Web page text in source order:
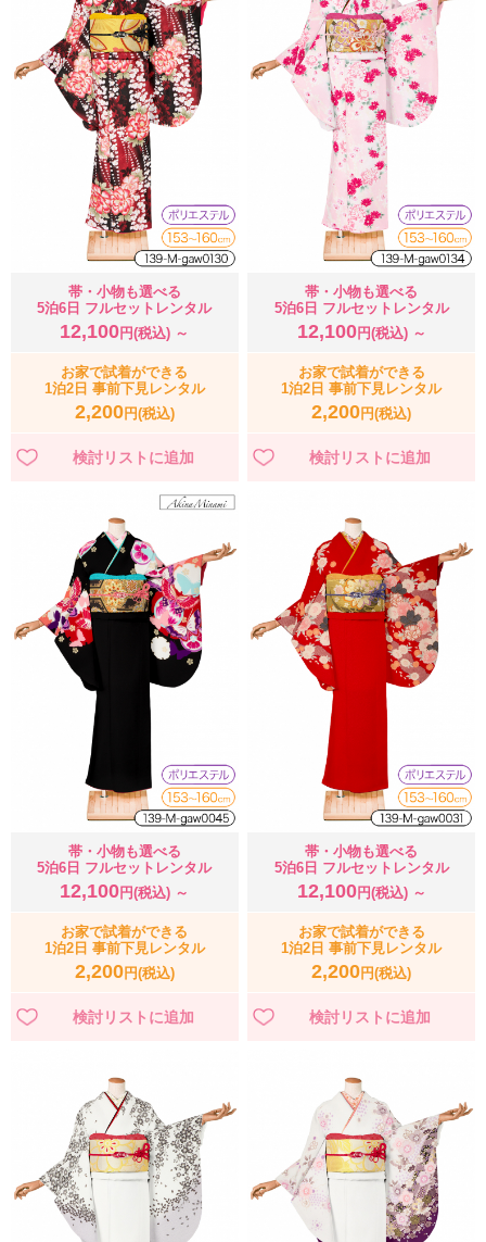
帯・小物も選べる
5泊6日 フルセットレンタル
12,100 円(税込) ～
お家で試着ができる
1泊2日 事前下見レンタル
2,200円(税込)
帯・小物も選べる
5泊6日 フルセットレンタル
12,100円(税込) ～
お家で試着ができる
1泊2日 事前下見レンタル
2,200円(税込)
帯・小物も選べる
5泊6日 フルセットレンタル
12,100 円(税込) ～
お家で試着ができる
1泊2日 事前下見レンタル
2,200円(税込)
帯・小物も選べる
5泊6日 フルセットレンタル
12,100円(税込) ～
お家で試着ができる
1泊2日 事前下見レンタル
2,200円(税込)